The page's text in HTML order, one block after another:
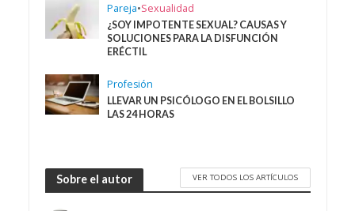
Pareja•Sexualidad
¿SOY IMPOTENTE SEXUAL? CAUSAS Y
SOLUCIONES PARA LA DISFUNCIÓN
ERÉCTIL
Profesión
LLEVAR UN PSICÓLOGO EN EL BOLSILLO
LAS 24 HORAS
Sobre el autor VER TODOS LOS ARTÍCULOS